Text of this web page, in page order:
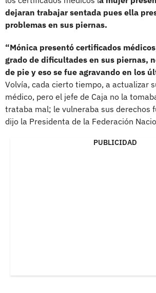
dejaran trabajar sentada pues ella
problemas en sus piernas.
“Mónica presentó certificados
grado de dificultades en sus piernas,
de pie y eso se fue agravando en los
Volvía, cada cierto tiempo, a actualizar
médico, pero el jefe de Caja no la
trataba mal; le vulneraba sus derechos
dijo la Presidenta de la Federación
PUBLICIDAD